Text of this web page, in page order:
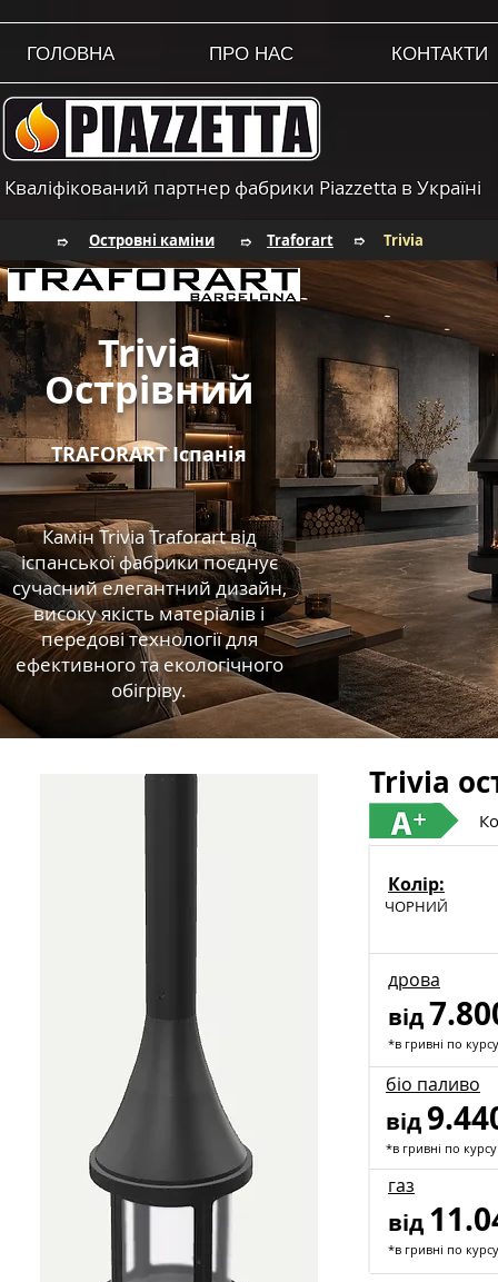
ГОЛОВНА ПРО НАС КОНТАКТИ
Кваліфікований партнер фабрики Piazzetta в Україні
➱ Островні каміни ➱ Traforart ➱ Trivia
Trivia
Острівний
TRAFORART Іспанія
Камін Trivia Traforart від
іспанської фабрики поєднує
сучасний елегантний дизайн,
високу якість матеріалів і
передові технології для
ефективного та екологічного
обігріву.
Колір:
ЧОРНИЙ
дрова
від
*в гривні по курсу
біо паливо
від
*в гривні по курсу
газ
від
*в гривні по курсу
Trivia